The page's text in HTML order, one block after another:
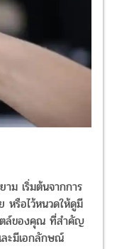
ม เริ่มต้นจากการ
หรือไว้หนวดให้ดูมี
ตล์ของคุณ ที่สำคัญ
ะมีเอกลักษณ์